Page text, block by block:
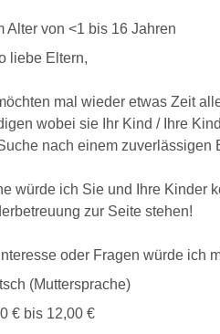
Alter von <1 bis 16 Jahren
liebe Eltern,
mal wieder etwas Zeit
wobei sie Ihr Kind / Ihre
nach einem zuverlässigen
würde ich Sie und Ihre Kinder
zur Seite stehen!
oder Fragen würde ich
(Muttersprache)
€ bis 12,00 €